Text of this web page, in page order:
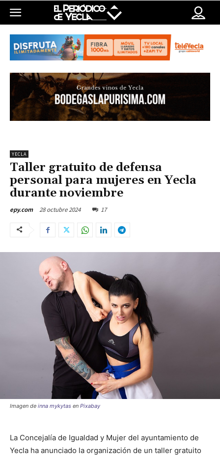
YECLA
Taller gratuito de defensa
personal para mujeres en Yecla
durante noviembre
epy.com 28 octubre 2024 17
Imagen de inna mykytas en Pixabay
La Concejalía de Igualdad y Mujer del ayuntamiento de
Yecla ha anunciado la organización de un taller gratuito